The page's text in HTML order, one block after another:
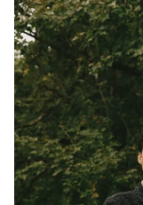
VTV4
VTV9
Liên hệ tòa soạn